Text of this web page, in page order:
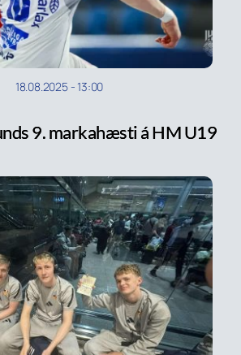
18.08.2025-13:00
9. markahæsti á HM U19